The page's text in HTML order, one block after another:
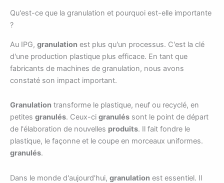
Qu'est-ce que la granulation et pourquoi est-elle importante
?
Au IPG, granulation est plus qu'un processus. C'est la clé
d'une production plastique plus efficace. En tant que
fabricants de machines de granulation, nous avons
constaté son impact important.
Granulation transforme le plastique, neuf ou recyclé, en
petites granulés. Ceux-ci granulés sont le point de départ
de l'élaboration de nouvelles produits. Il fait fondre le
plastique, le façonne et le coupe en morceaux uniformes.
granulés.
Dans le monde d'aujourd'hui, granulation est essentiel. Il